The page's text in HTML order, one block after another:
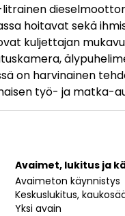
litrainen
hoitavat sekä
kuljettajan
on harvinainen
työ- ja matka-
Avaimet, lukitus ja
Avaimeton käynnistys
Keskuslukitus,
Yksi avain